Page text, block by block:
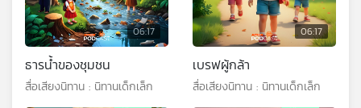
06:17
ธารน้ำของชุมชน
สื่อเสียงนิทาน : นิทานเด็กเล็ก
06:17
เบรฟผู้กล้า
สื่อเสียงนิทาน : นิทานเด็กเล็ก